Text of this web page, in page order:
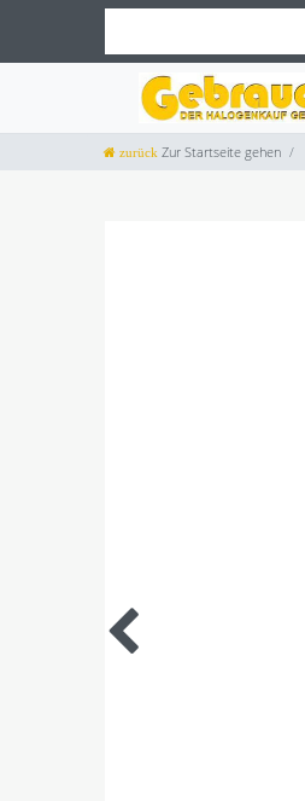
Zur Startseite gehen